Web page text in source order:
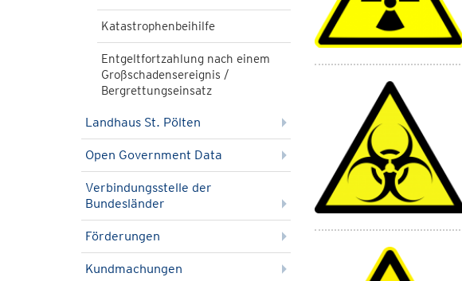
Katastrophenbeihilfe
Entgeltfortzahlung nach einem
Großschadensereignis /
Bergrettungseinsatz
Landhaus St. Pölten
Open Government Data
Verbindungsstelle der
Bundesländer
Förderungen
Kundmachungen